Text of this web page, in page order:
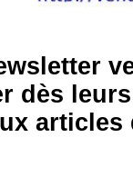
dès leurs
articles